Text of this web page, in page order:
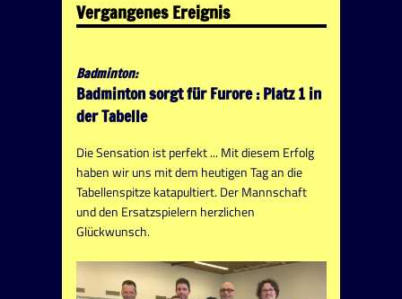
Vergangenes Ereignis
Badminton:
Badminton sorgt für Furore : Platz 1 in
der Tabelle
Die Sensation ist perfekt ... Mit diesem Erfolg
haben wir uns mit dem heutigen Tag an die
Tabellenspitze katapultiert. Der Mannschaft
und den Ersatzspielern herzlichen
Glückwunsch.